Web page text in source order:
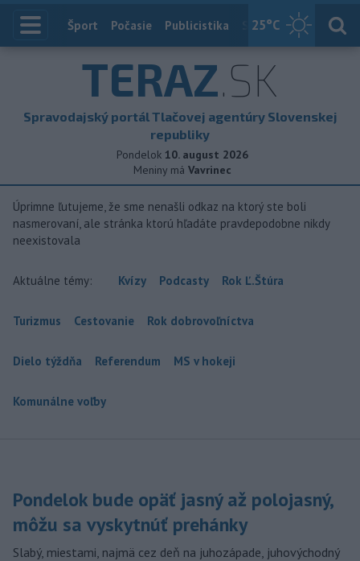
25°C
Index
Šport Počasie Publicistika Slovensko
TERAZ.SK
Spravodajský portál Tlačovej agentúry Slovenskej
republiky
Pondelok 10. august 2026
Meniny má Vavrinec
Úprimne ľutujeme, že sme nenašli odkaz na ktorý ste boli
nasmerovaní, ale stránka ktorú hľadáte pravdepodobne nikdy
neexistovala
Aktuálne témy: Kvízy Podcasty Rok Ľ.Štúra
Turizmus Cestovanie Rok dobrovoľníctva
Dielo týždňa Referendum MS v hokeji
Komunálne voľby
Pondelok bude opäť jasný až polojasný,
môžu sa vyskytnúť prehánky
Slabý, miestami, najmä cez deň na juhozápade, juhovýchodný